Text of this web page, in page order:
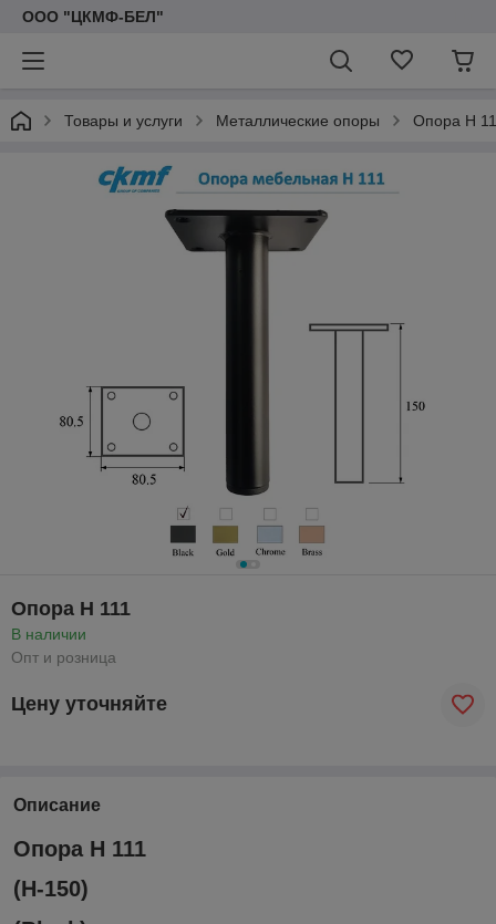
ООО "ЦКМФ-БЕЛ"
Товары и услуги Металлические опоры Опора Н
Опора Н 111
В наличии
Опт и розница
Цену уточняйте
Описание
Опора Н 111
(Н-150)